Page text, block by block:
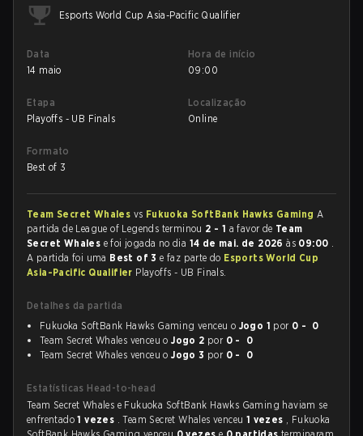
Esports World Cup Asia-Pacific Qualifier
Data
14 maio
Hora de início
09:00
Etapa
Playoffs - UB Finals
Localização
Online
Formato
Best of 3
Team Secret Whales vs Fukuoka SoftBank Hawks Gaming A
partida de League of Legends terminou 2 - 1 a favor de Team
Secret Whales e foi jogada no dia 14 de mai. de 2026às 09:00 .
A partida foi uma Best of 3e faz parte do Esports World Cup
Asia-Pacific Qualifier Playoffs - UB Finals.
Detalhes da partida
Fukuoka SoftBank Hawks Gaming venceu o Jogo 1 por 0 - 0
Team Secret Whales venceu oJogo 2 por 0 - 0
Team Secret Whales venceu oJogo 3 por 0 - 0
Estatísticas Head-to-head
Team Secret Whales e Fukuoka SoftBank Hawks Gaming haviam se
enfrentado1 vezes . Team Secret Whales venceu 1 vezes , Fukuoka